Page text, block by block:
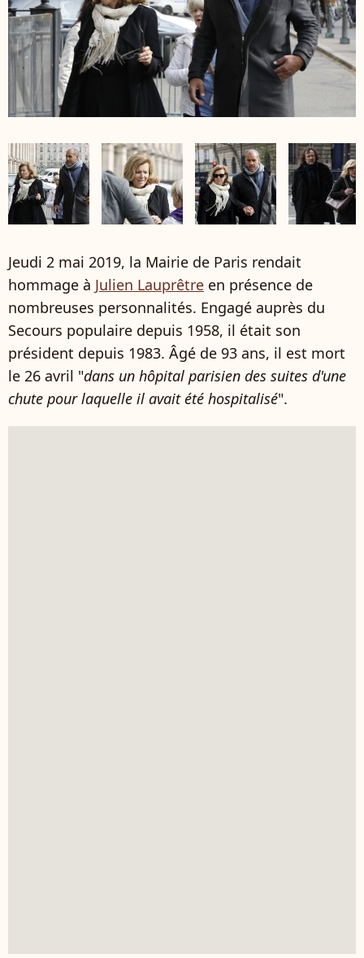
Jeudi 2 mai 2019, la Mairie de Paris rendait
hommage à Julien Lauprêtre en présence de
nombreuses personnalités. Engagé auprès du
Secours populaire depuis 1958, il était son
président depuis 1983. Âgé de 93 ans, il est mort
le 26 avril "dans un hôpital parisien des suites d'une
chute pour laquelle il avait été hospitalisé".